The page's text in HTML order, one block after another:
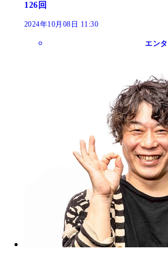
126回
2024年10月08日 11:30
エン